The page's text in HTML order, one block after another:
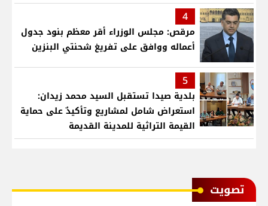
4
مرقص: مجلس الوزراء أقر معظم بنود جدول
أعماله ووافق على تفريغ شحنتي البنزين
5
بلدية صيدا تستقبل السيد محمد زيدان:
استعراض شامل لمشاريع وتأكيدٌ على حماية
القيمة التراثية للمدينة القديمة
ﺗﺼﻮﻳﺖ